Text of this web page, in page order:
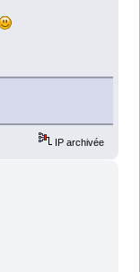
IP archivée